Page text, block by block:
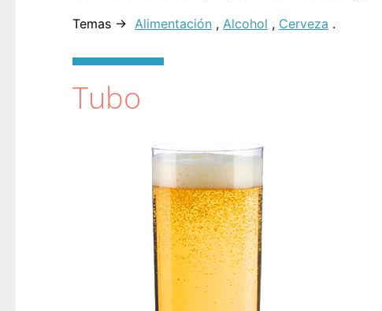
Temas → Alimentación , Alcohol , Cerveza .
Tubo